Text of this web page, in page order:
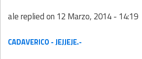
alereplied on 12 Marzo, 2014 - 14:19
CADAVERICO - JEJJEJE.-